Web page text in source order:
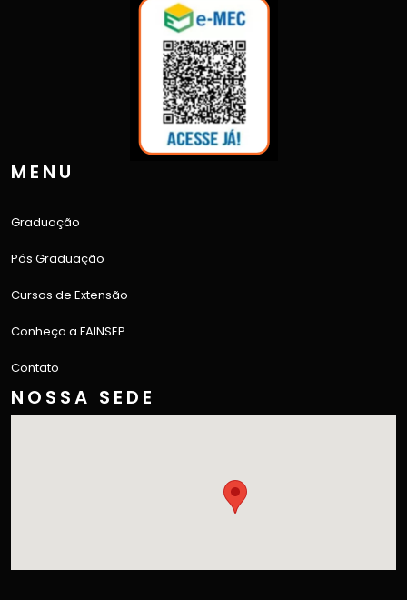
MENU
Graduação
Pós Graduação
Cursos de Extensão
Conheça a FAINSEP
Contato
NOSSA SEDE